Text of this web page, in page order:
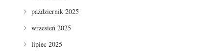
październik 2025
wrzesień 2025
lipiec 2025